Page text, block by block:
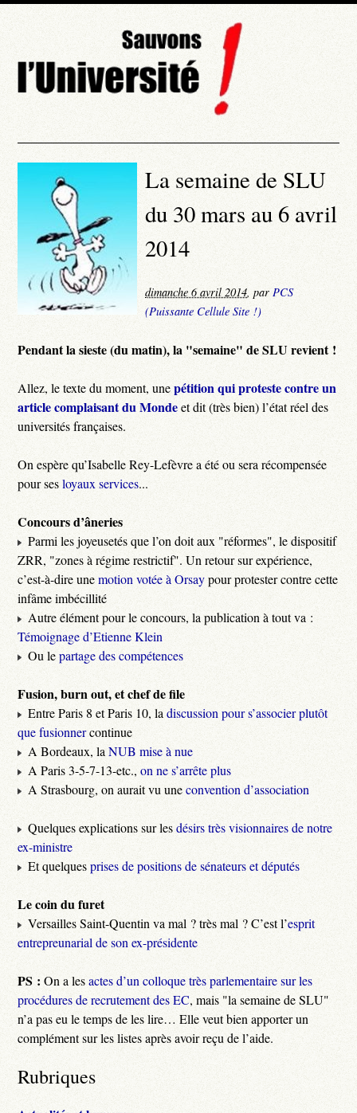
La semaine de SLU
du 30 mars au 6 avril
2014
dimanche 6 avril 2014,parPCS
(Puissante Cellule Site !)
Pendant la sieste (du matin), la "semaine" de SLU revient !
Allez, le texte du moment, unepétition qui proteste contre un
article complaisant du Mondeet dit (très bien) l’état réel des
universités françaises.
On espère qu’Isabelle Rey-Lefèvre a été ou sera récompensée
pour sesloyaux services...
Concours d’âneries
Parmi les joyeusetés que l’on doit aux "réformes", le dispositif
ZRR, "zones à régime restrictif". Un retour sur expérience,
c’est-à-dire unemotion votée à Orsaypour protester contre cette
infâme imbécillité
Autre élément pour le concours, la publication à tout va :
Témoignage d’Etienne Klein
Ou lepartage des compétences
Fusion, burn out, et chef de file
Entre Paris 8 et Paris 10, ladiscussion pour s’associer plutôt
que fusionnercontinue
A Bordeaux, laNUB mise à nue
A Paris 3-5-7-13-etc.,on ne s’arrête plus
A Strasbourg, on aurait vu uneconvention d’association
Quelques explications sur lesdésirs très visionnaires de notre
ex-ministre
Et quelquesprises de positions de sénateurs et députés
Le coin du furet
Versailles Saint-Quentin va mal ? très mal ? C’est l’esprit
entrepreunarial de son ex-présidente
PS : On a lesactes d’un colloque très parlementaire sur les
procédures de recrutement des EC, mais "la semaine de SLU"
n’a pas eu le temps de les lire… Elle veut bien apporter un
complément sur les listes après avoir reçu de l’aide.
Rubriques